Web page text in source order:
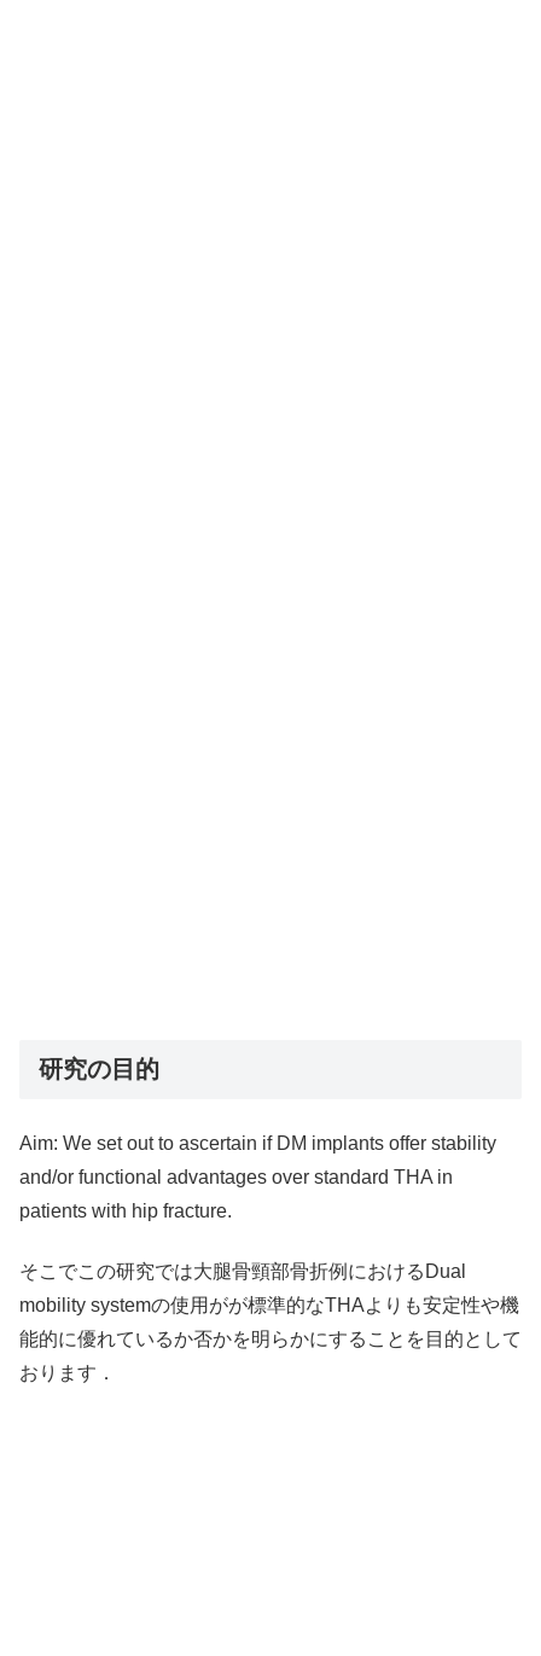
研究の目的
Aim: We set out to ascertain if DM implants offer stability
and/or functional advantages over standard THA in
patients with hip fracture.
そこでこの研究では大腿骨頸部骨折例におけるDual
mobility systemの使用がが標準的なTHAよりも安定性や機
能的に優れているか否かを明らかにすることを目的として
おります．